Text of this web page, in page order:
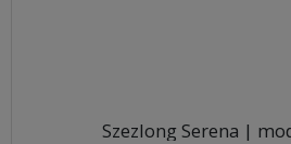
Szezlong Serena |